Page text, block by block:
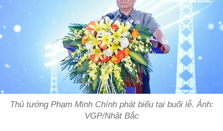
Thủ tướng Phạm Minh Chính phát biểu tại buổi lễ. Ảnh:
VGP/Nhật Bắc